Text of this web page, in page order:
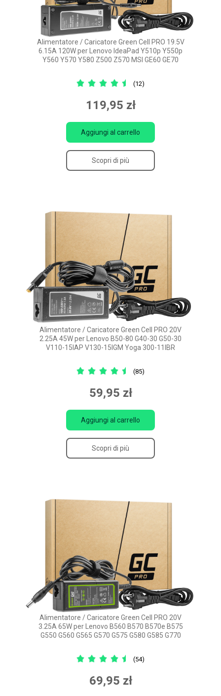
Alimentatore / Caricatore Green Cell PRO 19.5V
6.15A 120W per Lenovo IdeaPad Y510p Y550p
Y560 Y570 Y580 Z500 Z570 MSI GE60 GE70
(12)
119,95 zł
Aggiungi al carrello
Scopri di più
Alimentatore / Caricatore Green Cell PRO 20V
2.25A 45W per Lenovo B50-80 G40-30 G50-30
V110-15IAP V130-15IGM Yoga 300-11IBR
(85)
59,95 zł
Aggiungi al carrello
Scopri di più
Alimentatore / Caricatore Green Cell PRO 20V
3.25A 65W per Lenovo B560 B570 B570e B575
G550 G560 G565 G570 G575 G580 G585 G770
(54)
69,95 zł